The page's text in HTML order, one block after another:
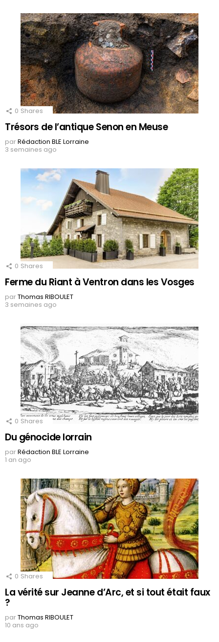
0 Shares
Trésors de l’antique Senon en Meuse
parRédaction BLE Lorraine
3 semaines ago
0 Shares
Ferme du Riant à Ventron dans les Vosges
parThomas RIBOULET
3 semaines ago
0 Shares
Du génocide lorrain
parRédaction BLE Lorraine
1 an ago
0 Shares
La vérité sur Jeanne d’Arc, et si tout était faux
?
parThomas RIBOULET
10 ans ago